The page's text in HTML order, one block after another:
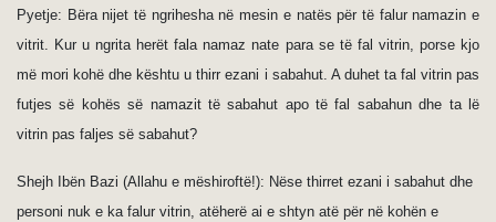
Pyetje: Bëra nijet të ngrihesha në mesin e natës për të falur namazin e
vitrit. Kur u ngrita herët fala namaz nate para se të fal vitrin, porse kjo
më mori kohë dhe kështu u thirr ezani i sabahut. A duhet ta fal vitrin pas
futjes së kohës së namazit të sabahut apo të fal sabahun dhe ta lë
vitrin pas faljes së sabahut?
Shejh Ibën Bazi (Allahu e mëshiroftë!): Nëse thirret ezani i sabahut dhe
personi nuk e ka falur vitrin, atëherë ai e shtyn atë për në kohën e